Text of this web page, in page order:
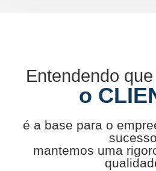
Entendendo que
o
é a base para o
mantemos uma